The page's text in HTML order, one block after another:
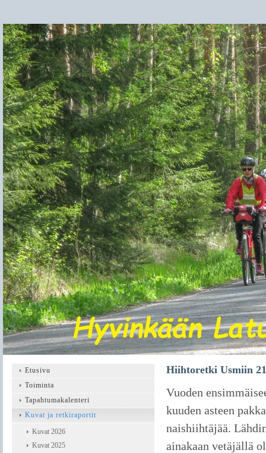
Hiihtoretki Usmiin
Vuoden
kuuden asteen
naishiihtäjää.
ainakaan vetäjällä
Etusivu
Toiminta
Tapahtumakalenteri
Kuvat ja retkiraportit
Kuvat 2026
Kuvat 2025